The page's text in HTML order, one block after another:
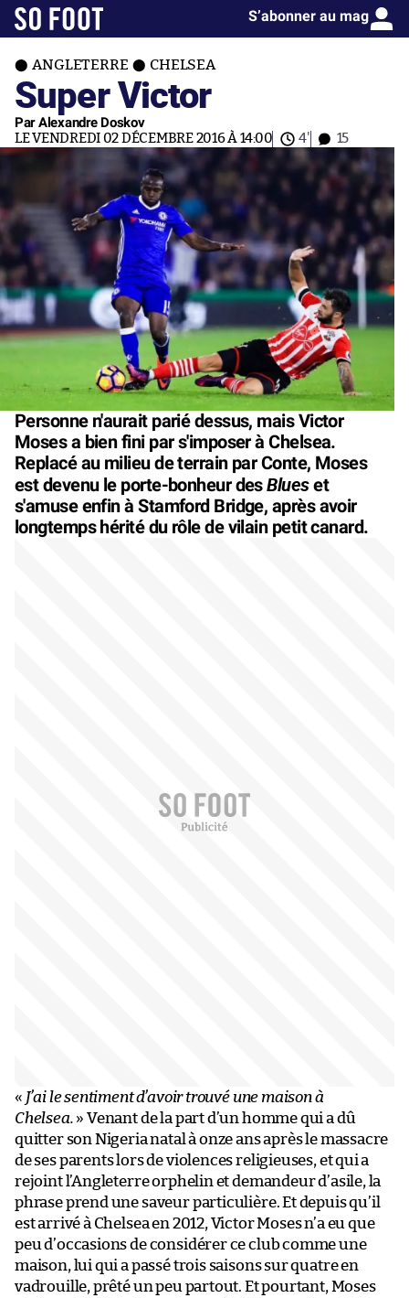
S’abonner au mag
ANGLETERRE CHELSEA
Super Victor
Par Alexandre Doskov
LE VENDREDI 02 DÉCEMBRE 2016 À 14:00 4' 15
Personne n'aurait parié dessus, mais Victor
Moses a bien fini par s'imposer à Chelsea.
Replacé au milieu de terrain par Conte, Moses
est devenu le porte-bonheur desBlueset
s'amuse enfin à Stamford Bridge, après avoir
longtemps hérité du rôle de vilain petit canard.
« J’ai le sentiment d’avoir trouvé une maison à
Chelsea. » Venant de la part d’un homme qui a dû
quitter son Nigeria natal à onze ans après le massacre
de ses parents lors de violences religieuses, et qui a
rejoint l’Angleterre orphelin et demandeur d’asile, la
phrase prend une saveur particulière. Et depuis qu’il
est arrivé à Chelsea en 2012, Victor Moses n’a eu que
peu d’occasions de considérer ce club comme une
maison, lui qui a passé trois saisons sur quatre en
vadrouille, prêté un peu partout. Et pourtant, Moses